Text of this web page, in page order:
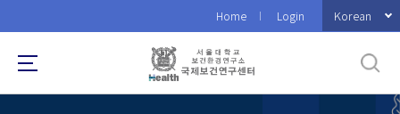
로
메
Home Login Korean